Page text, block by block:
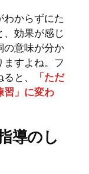
わからずにた
、効果が感じ
の意味が分か
ますよね。フ
と、
「ただ
習」に変わ
導のし